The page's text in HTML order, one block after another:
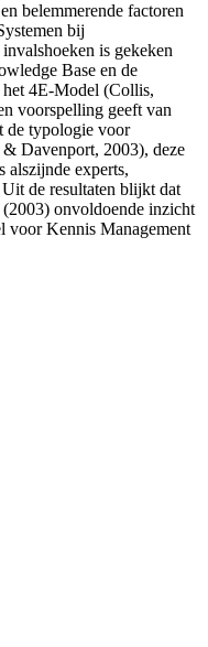
belemmerende factoren
bij
is gekeken
Base en de
4E-Model (Collis,
voorspelling geeft van
de typologie voor
Davenport, 2003), deze
alszijnde experts,
de resultaten blijkt dat
onvoldoende inzicht
voor Kennis Management